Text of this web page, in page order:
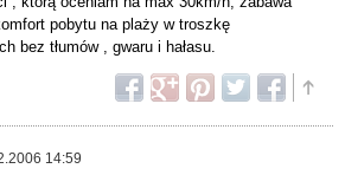
pobytu na plaży w troszkę
bez tłumów , gwaru i hałasu.
14:59